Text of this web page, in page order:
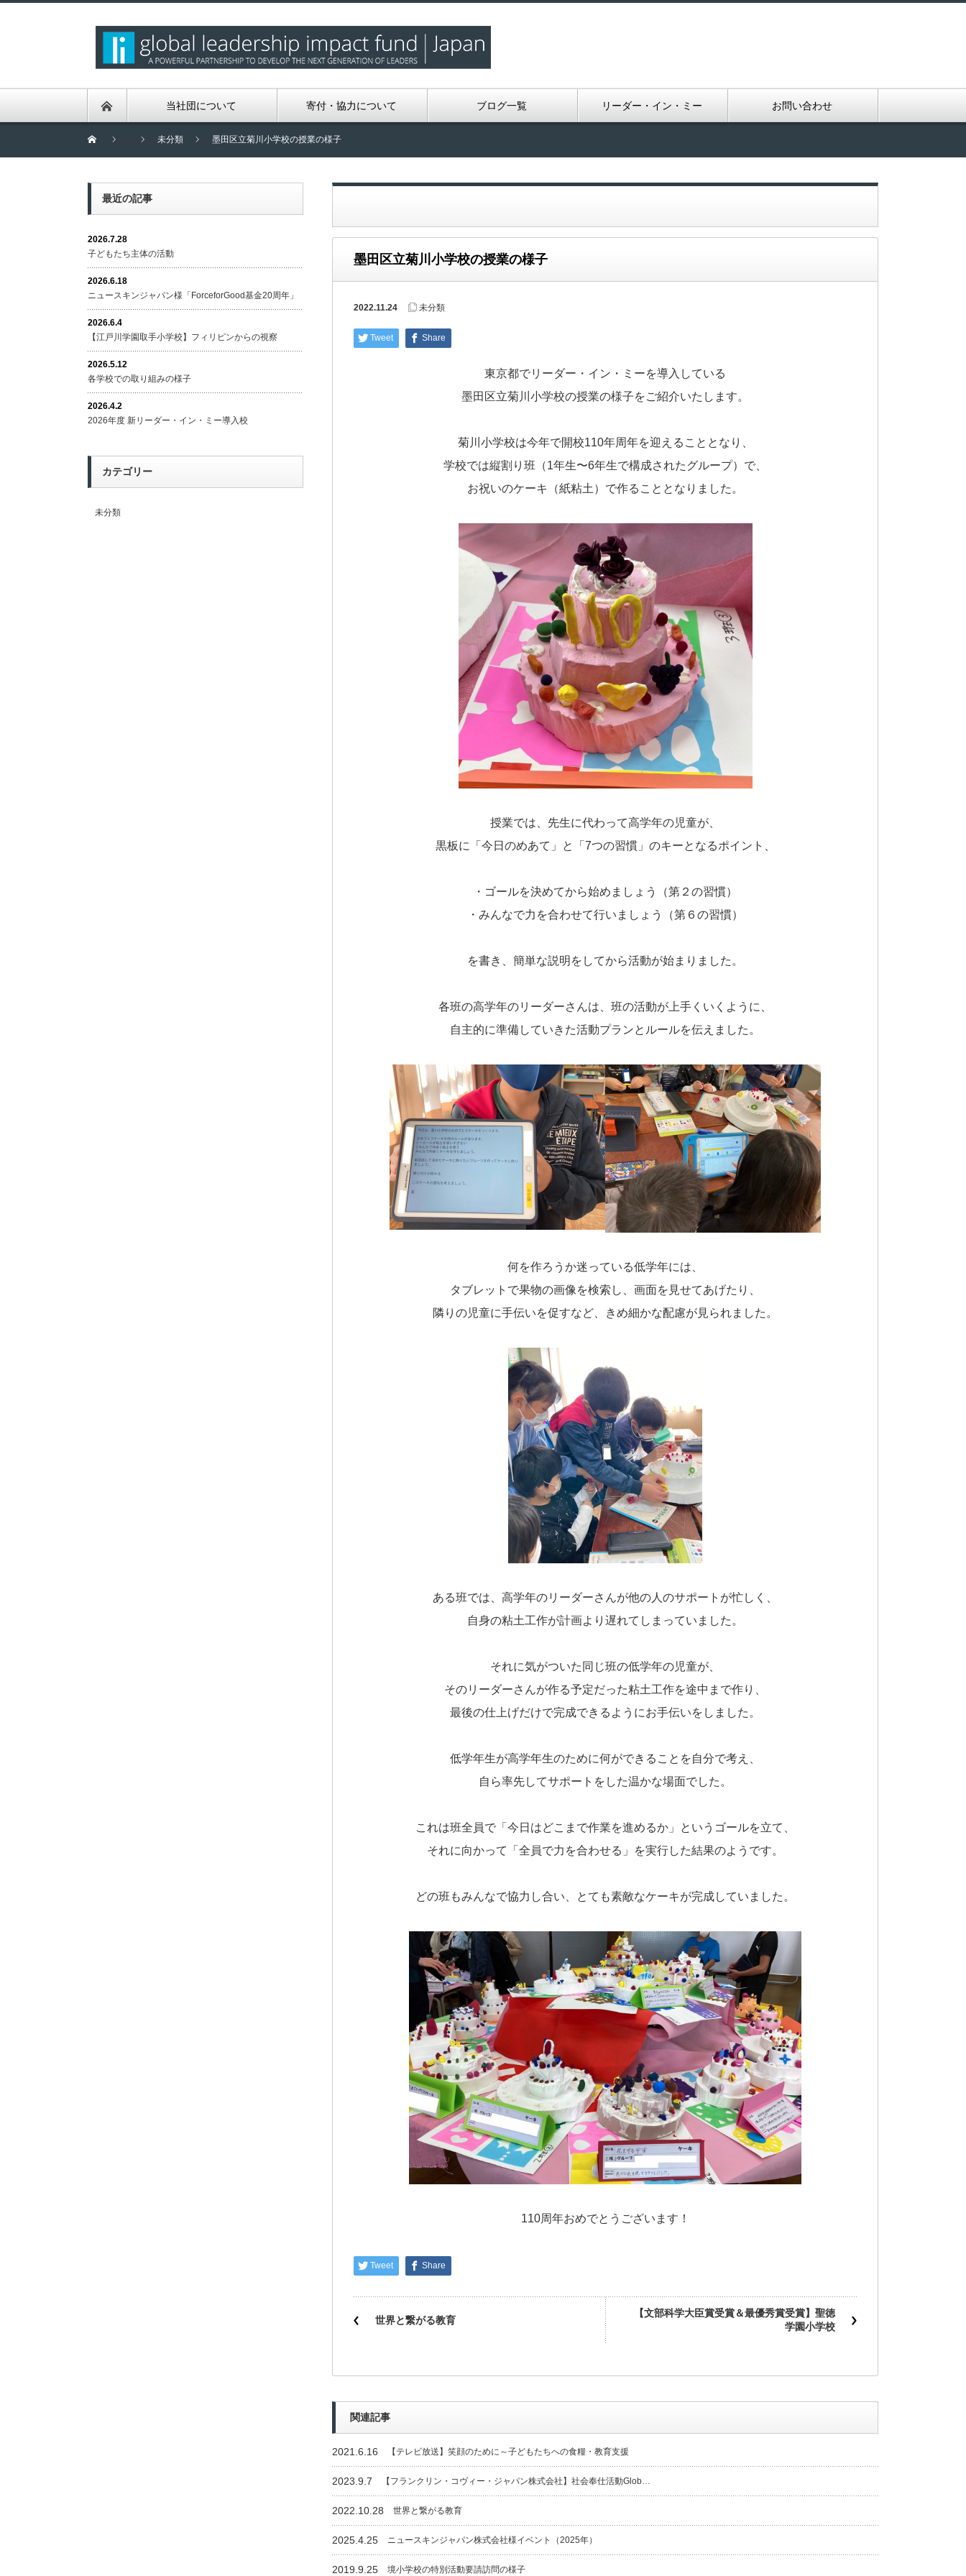
当社団について 寄付・協力について ブログ一覧 リーダー・イン・ミー お問い合わせ
未分類 墨田区立菊川小学校の授業の様子
墨田区立菊川小学校の授業の様子
2022.11.24 未分類
Tweet Share
東京都でリーダー・イン・ミーを導入している
墨田区立菊川小学校の授業の様子をご紹介いたします。
菊川小学校は今年で開校110年周年を迎えることとなり、
学校では縦割り班（1年生〜6年生で構成されたグループ）で、
お祝いのケーキ（紙粘土）で作ることとなりました。
授業では、先生に代わって高学年の児童が、
黒板に「今日のめあて」と「7つの習慣」のキーとなるポイント、
・ゴールを決めてから始めましょう（第２の習慣）
・みんなで力を合わせて行いましょう（第６の習慣）
を書き、簡単な説明をしてから活動が始まりました。
各班の高学年のリーダーさんは、班の活動が上手くいくように、
自主的に準備していきた活動プランとルールを伝えました。
何を作ろうか迷っている低学年には、
タブレットで果物の画像を検索し、画面を見せてあげたり、
隣りの児童に手伝いを促すなど、きめ細かな配慮が見られました。
ある班では、高学年のリーダーさんが他の人のサポートが忙しく、
自身の粘土工作が計画より遅れてしまっていました。
それに気がついた同じ班の低学年の児童が、
そのリーダーさんが作る予定だった粘土工作を途中まで作り、
最後の仕上げだけで完成できるようにお手伝いをしました。
低学年生が高学年生のために何ができることを自分で考え、
自ら率先してサポートをした温かな場面でした。
これは班全員で「今日はどこまで作業を進めるか」というゴールを立て、
それに向かって「全員で力を合わせる」を実行した結果のようです。
どの班もみんなで協力し合い、とても素敵なケーキが完成していました。
110周年おめでとうございます！
Tweet Share
世界と繋がる教育
【文部科学大臣賞受賞＆最優秀賞受賞】聖徳
学園小学校
関連記事
2021.6.16 【テレビ放送】笑顔のために～子どもたちへの食糧・教育支援
2023.9.7 【フランクリン・コヴィー・ジャパン株式会社】社会奉仕活動Glob…
2022.10.28 世界と繋がる教育
2025.4.25 ニュースキンジャパン株式会社様イベント（2025年）
2019.9.25 境小学校の特別活動要請訪問の様子
最近の記事
2026.7.28
子どもたち主体の活動
2026.6.18
ニュースキンジャパン様「ForceforGood基金20周年」
2026.6.4
【江戸川学園取手小学校】フィリピンからの視察
2026.5.12
各学校での取り組みの様子
2026.4.2
2026年度 新リーダー・イン・ミー導入校
カテゴリー
未分類